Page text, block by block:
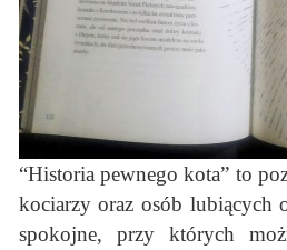
“Historia pewnego kota” to
kociarzy oraz osób lubiących
spokojne, przy których